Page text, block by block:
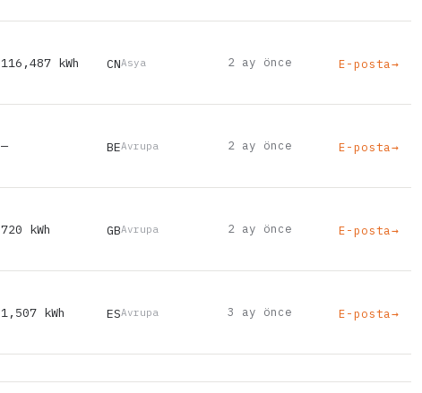
116,487 kWh CNAsya 2 ay önce E-posta→
— BEAvrupa 2 ay önce E-posta→
720 kWh GBAvrupa 2 ay önce E-posta→
1,507 kWh ESAvrupa 3 ay önce E-posta→